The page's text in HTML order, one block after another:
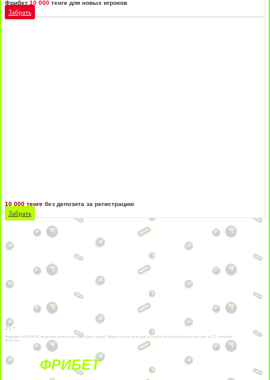
Фрибет 10 000 тенге для новых игроков
Забрать
10 000 тенге без депозита за регистрацию
Забрать
21+
Лицензии №24514359, выданной комитетом индустрии туризма Министерства культуры и спорта Республики Казахстан срок до 27 сентября
2034 года.
ФРИБЕТ